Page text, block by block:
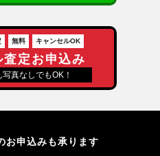
無料 キャンセルOK
査定お申込み
写真なしでもOK！
お申込みも承ります